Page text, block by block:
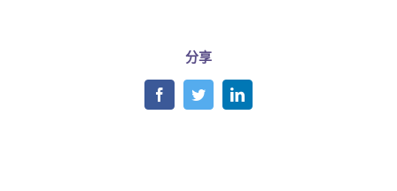
分享
FacebookTwitterLinkedIn